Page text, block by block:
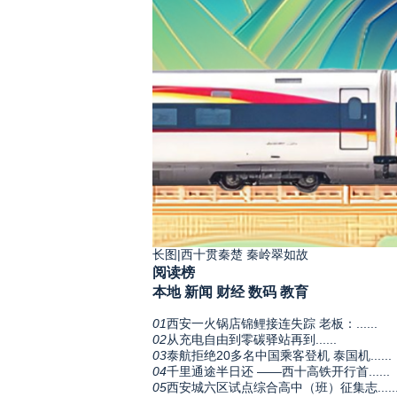
长图|西十贯秦楚 秦岭翠如故
阅读榜
本地 新闻 财经 数码 教育
01西安一火锅店锦鲤接连失踪 老板：......
02从充电自由到零碳驿站再到......
03泰航拒绝20多名中国乘客登机 泰国机......
04千里通途半日还 ——西十高铁开行首......
05西安城六区试点综合高中（班）征集志